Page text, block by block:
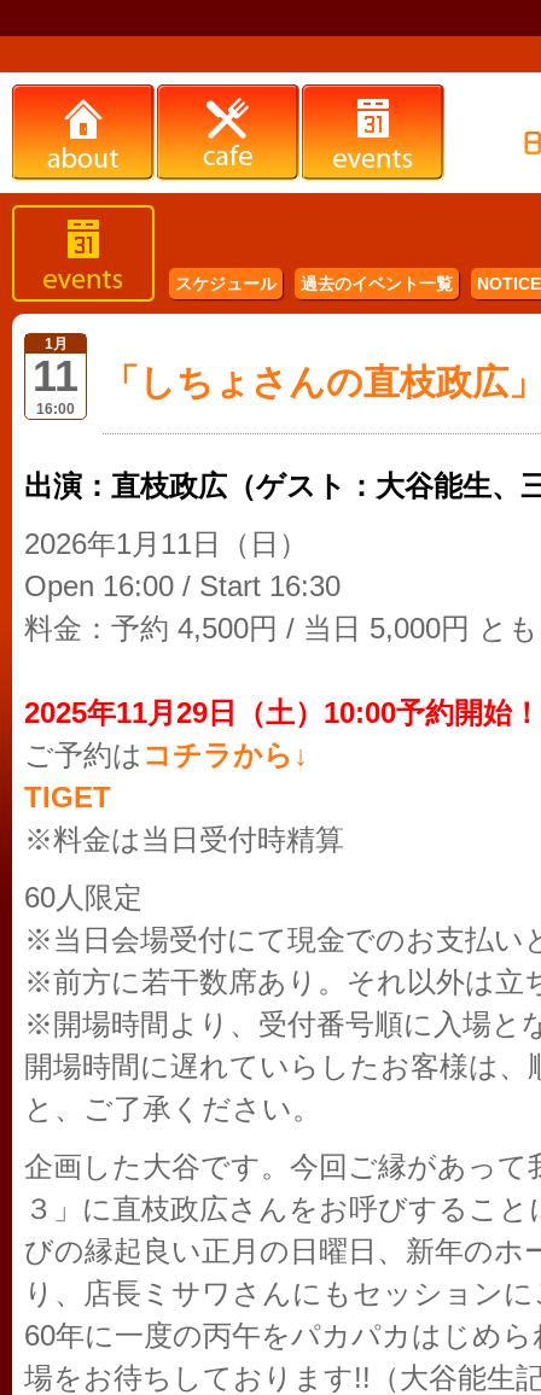
スケジュール 過去のイベント一覧
1月
11
16:00
「しちょさんの直枝政広
出演：直枝政広（ゲスト：大谷能生、
2026年1月11日（日）
Open 16:00 / Start 16:30
料金：予約 4,500円 / 当日 5,000円 と
2025年11月29日（土）10:00予約開始！
ご予約は コチラから↓
TIGET
※料金は当日受付時精算
60人限定
※当日会場受付にて現金でのお支払い
※前方に若干数席あり。それ以外は立
※開場時間より、受付番号順に入場と
開場時間に遅れていらしたお客様は
と、ご了承ください。
企画した大谷です。今回ご縁があって
３」に直枝政広さんをお呼びするこ
びの縁起良い正月の日曜日、新年の
り、店長ミサワさんにもセッション
60年に一度の丙午をパカパカはじめ
場をお待ちしております!!（大谷能生